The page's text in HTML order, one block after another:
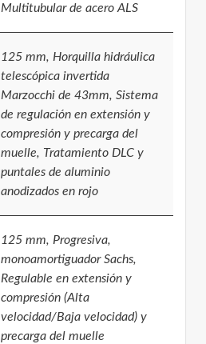
Multitubular de acero ALS
125 mm, Horquilla hidráulica
telescópica invertida
Marzocchi de 43mm, Sistema
de regulación en extensión y
compresión y precarga del
muelle, Tratamiento DLC y
puntales de aluminio
anodizados en rojo
125 mm, Progresiva,
monoamortiguador Sachs,
Regulable en extensión y
compresión (Alta
velocidad/Baja velocidad) y
precarga del muelle